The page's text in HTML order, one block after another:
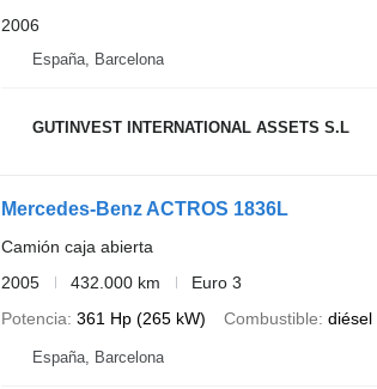
2006
España, Barcelona
GUTINVEST INTERNATIONAL ASSETS S.L
Mercedes-Benz ACTROS 1836L
Camión caja abierta
2005
432.000 km
Euro 3
Potencia 361 Hp (265 kW) Combustible diésel
España, Barcelona